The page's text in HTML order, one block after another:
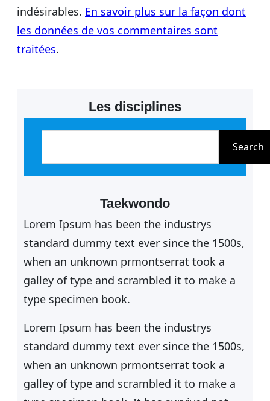
indésirables. En savoir plus sur la façon dont
les données de vos commentaires sont
traitées.
Les disciplines
r
c
h
e
r
Search
Taekwondo
Lorem Ipsum has been the industrys
standard dummy text ever since the 1500s,
when an unknown prmontserrat took a
galley of type and scrambled it to make a
type specimen book.
Lorem Ipsum has been the industrys
standard dummy text ever since the 1500s,
when an unknown prmontserrat took a
galley of type and scrambled it to make a